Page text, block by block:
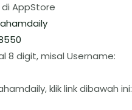
AppStore
8 digit, misal Username:
klik link dibawah ini: